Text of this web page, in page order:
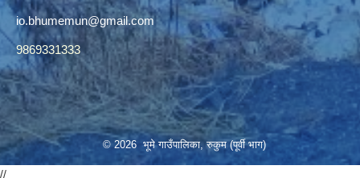
io.bhumemun@gmail.com
9869331333
© 2026 भूमे गाउँपालिका, रुकुम (पूर्वी भाग)
//